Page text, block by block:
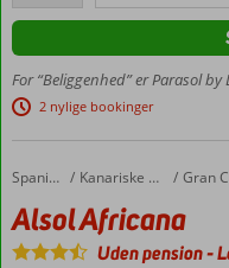
moderne
Tæt ved
strandpromenaden
plads til
For “Beliggenhed” er Parasol
2 nylige bookinger
Forside Spanien Kanariske Øer Gran
Alsol Africana
Alsol Africana
Uden pension-